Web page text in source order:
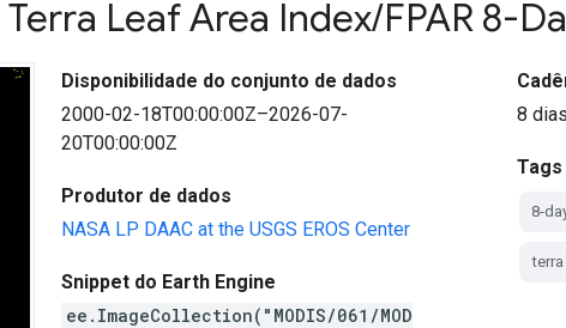
Terra Leaf Area Index/FPAR 8-
Disponibilidade do conjunto de dados
2000-02-18T00:00:00Z–2026-07-
20T00:00:00Z
Produtor de dados
NASA LP DAAC at the USGS EROS Center
Snippet do Earth Engine
ee.ImageCollection("MODIS/061/MOD
8 dias
Tags
8-
terra